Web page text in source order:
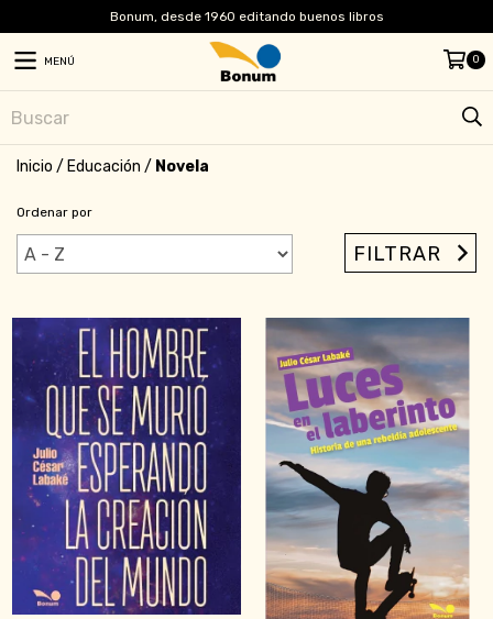
Bonum, desde 1960 editando buenos libros
MENÚ 0
Inicio / Educación / Novela
Ordenar por
FILTRAR